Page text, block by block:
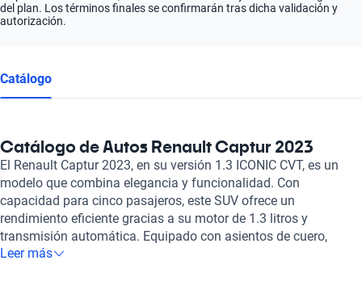
del plan. Los términos finales se confirmarán tras dicha validación y
autorización.
Catálogo
Catálogo de Autos Renault Captur 2023
El Renault Captur 2023, en su versión 1.3 ICONIC CVT, es un
modelo que combina elegancia y funcionalidad. Con
capacidad para cinco pasajeros, este SUV ofrece un
rendimiento eficiente gracias a su motor de 1.3 litros y
transmisión automática. Equipado con asientos de cuero,
sensor de distancia, bolsas de aire frontales y laterales, frenos
Leer más